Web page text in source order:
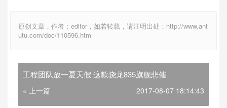
原创文章，作者：editor，如若转载，请注明出处：http://www.ant
utu.com/doc/110596.htm
工程团队放一夏天假 这款骁龙835旗舰悲催
« 上一篇 2017-08-07 18:14:43